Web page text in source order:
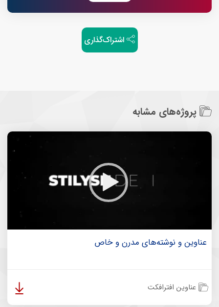
اشتراک‌گذاری
پروژه‌های مشابه
عناوین و نوشته‌های مدرن و خاص
عناوین افترافکت